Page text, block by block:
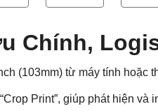
Chính,
(103mm) từ máy tính hoặc
Print”, giúp phát hiện và